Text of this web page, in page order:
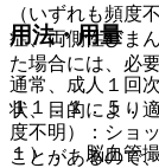
（いずれも頻度
症、両側性びま
た場合には、必
１１．１．５．
度不明）：ショ
ことがあるので
用法・用量
通常、成人１回
状、目的により
１）． 脳血管